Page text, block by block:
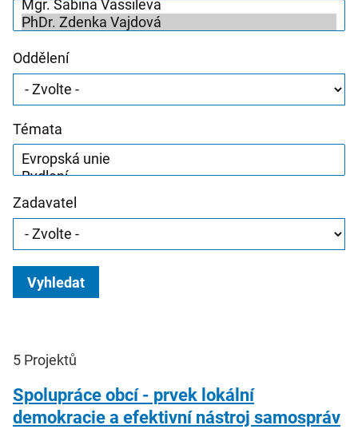
Oddělení
Témata
Zadavatel
Vyhledat
5 Projektů
Spolupráce obcí - prvek lokální
demokracie a efektivní nástroj samospráv